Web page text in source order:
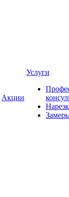
Акции
Услуги